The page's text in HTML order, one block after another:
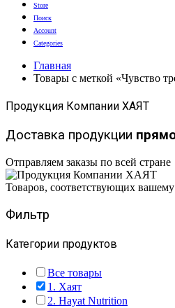
Store
Поиск
Account
Categories
Главная
Товары с меткой «Чувство
Продукция Компании ХАЯТ
Доставка продукции
Отправляем заказы по всей стране
Товаров, соответствующих
Фильтр
Категории продуктов
Все товары
1. Хаят
2. Hayat Nutrition